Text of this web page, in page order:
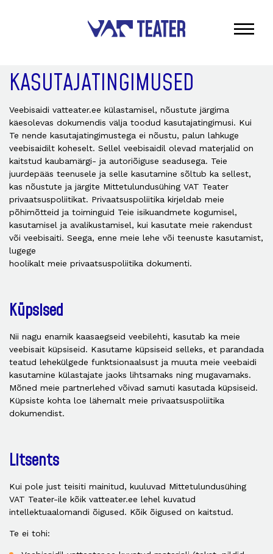
KASUTAJATINGIMUSED
Veebisaidi vatteater.ee külastamisel, nõustute järgima
käesolevas dokumendis välja toodud kasutajatingimusi. Kui
Te nende kasutajatingimustega ei nõustu, palun lahkuge
veebisaidilt koheselt. Sellel veebisaidil olevad materjalid on
kaitstud kaubamärgi- ja autoriõiguse seadusega. Teie
juurdepääs teenusele ja selle kasutamine sõltub ka sellest,
kas nõustute ja järgite Mittetulundusühing VAT Teater
privaatsuspoliitikat. Privaatsuspoliitika kirjeldab meie
põhimõtteid ja toiminguid Teie isikuandmete kogumisel,
kasutamisel ja avalikustamisel, kui kasutate meie rakendust
või veebisaiti. Seega, enne meie lehe või teenuste kasutamist,
lugege
hoolikalt meie privaatsuspoliitika dokumenti.
Küpsised
Nii nagu enamik kaasaegseid veebilehti, kasutab ka meie
veebisait küpsiseid. Kasutame küpsiseid selleks, et parandada
teatud lehekülgede funktsionaalsust ja muuta meie veebaidi
kasutamine külastajate jaoks lihtsamaks ning mugavamaks.
Mõned meie partnerlehed võivad samuti kasutada küpsiseid.
Küpsiste kohta loe lähemalt meie privaatsuspoliitika
dokumendist.
Litsents
Kui pole just teisiti mainitud, kuuluvad Mittetulundusühing
VAT Teater-ile kõik vatteater.ee lehel kuvatud
intellektuaalomandi õigused. Kõik õigused on kaitstud.
Te ei tohi: